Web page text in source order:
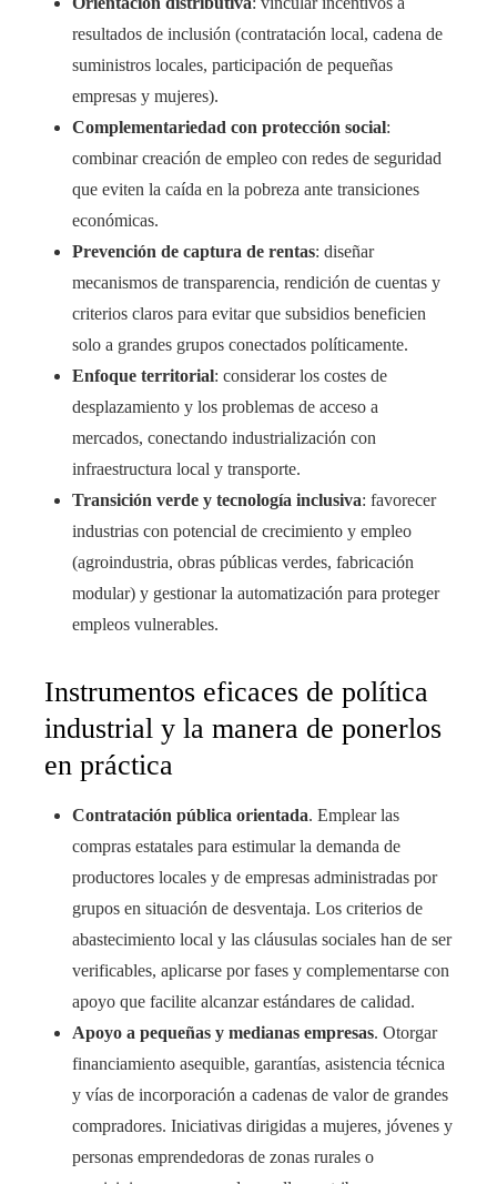
resultados de inclusión (contratación local, cadena de
suministros locales, participación de pequeñas
empresas y mujeres).
Complementariedad con protección social:
combinar creación de empleo con redes de seguridad
que eviten la caída en la pobreza ante transiciones
económicas.
Prevención de captura de rentas: diseñar
mecanismos de transparencia, rendición de cuentas y
criterios claros para evitar que subsidios beneficien
solo a grandes grupos conectados políticamente.
Enfoque territorial: considerar los costes de
desplazamiento y los problemas de acceso a
mercados, conectando industrialización con
infraestructura local y transporte.
Transición verde y tecnologí­a inclusiva: favorecer
industrias con potencial de crecimiento y empleo
(agroindustria, obras públicas verdes, fabricación
modular) y gestionar la automatización para proteger
empleos vulnerables.
Instrumentos eficaces de política
industrial y la manera de ponerlos
en práctica
Contratación pública orientada. Emplear las
compras estatales para estimular la demanda de
productores locales y de empresas administradas por
grupos en situación de desventaja. Los criterios de
abastecimiento local y las cláusulas sociales han de ser
verificables, aplicarse por fases y complementarse con
apoyo que facilite alcanzar estándares de calidad.
Apoyo a pequeñas y medianas empresas. Otorgar
financiamiento asequible, garantías, asistencia técnica
y vías de incorporación a cadenas de valor de grandes
compradores. Iniciativas dirigidas a mujeres, jóvenes y
personas emprendedoras de zonas rurales o